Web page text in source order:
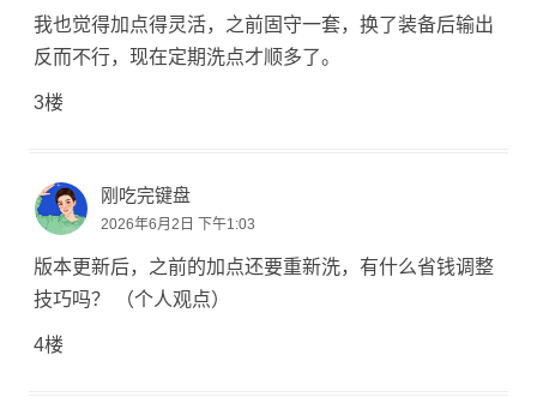
我也觉得加点得灵活，之前固守一套，换了装备后输出
反而不行，现在定期洗点才顺多了。
3楼
刚吃完键盘
2026年6月2日 下午1:03
版本更新后，之前的加点还要重新洗，有什么省钱调整
技巧吗？ （个人观点）
4楼